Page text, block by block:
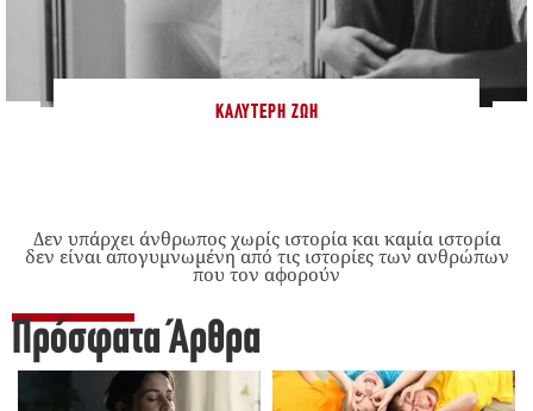
ΚΑΛΎΤΕΡΗ ΖΩΉ
Δεν υπάρχει άνθρωπος χωρίς ιστορία και καμία ιστορία
δεν είναι απογυμνωμένη από τις ιστορίες των ανθρώπων
που τον αφορούν
Πρόσφατα Άρθρα